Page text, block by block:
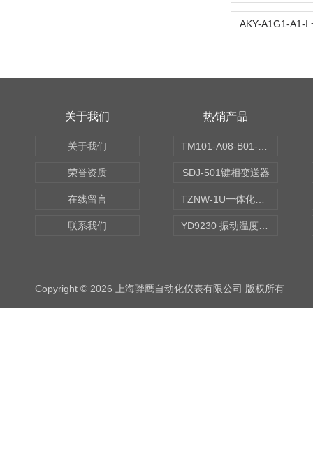
关于我们
关于我们
荣誉资质
在线留言
联系我们
热销产品
SDJ-501键相变送器
Copyright © 2026 上海骅鹰自动化仪表有限公司 版权所有